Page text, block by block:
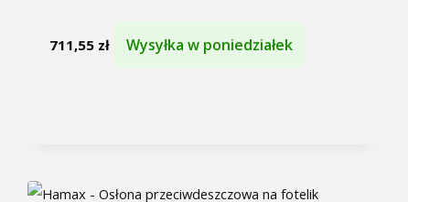
711,55 zł Wysyłka w poniedziałek